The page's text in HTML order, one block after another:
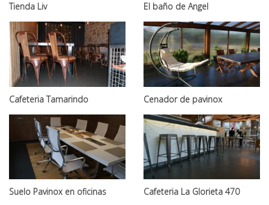
Tienda Liv El baño de Angel
Cafeteria Tamarindo Cenador de pavinox
Suelo Pavinox en oficinas Cafeteria La Glorieta 470